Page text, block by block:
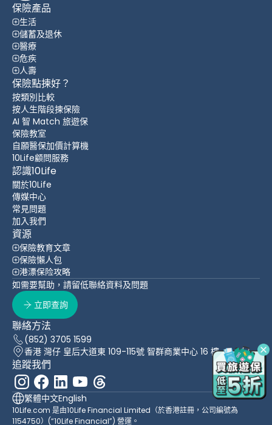
保險產品
生活
儲蓄及退休
醫療
危疾
人壽
保險點揀好？
按類別比較
按人生階段揀保險
AI 智 Match 旅遊保
保險教室
自願醫保加價計算機
10Life顧問服務
認識10Life
關於10Life
傳媒中心
常見問題
加入我們
資源
保險教育文章
保險懶人包
港漂保险攻略
如需要幫助，請留低聯絡資料及問題
立即查詢
聯絡方法
(852) 3705 1599
香港 灣仔 皇后大道東 109-115號 智群商業中心 16 樓
追蹤我們
繁體中文English
10Life.com 是由10Life Financial Limited（於香港註冊，公司編號為
1154750）(“10Life Financial”) 營運。